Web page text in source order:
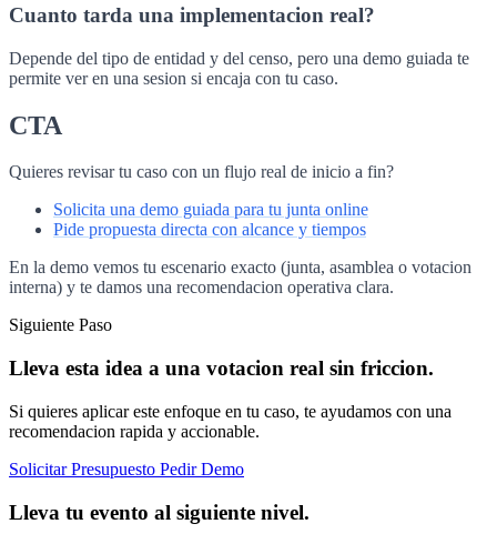
Cuanto tarda una implementacion real?
Depende del tipo de entidad y del censo, pero una demo guiada te
permite ver en una sesion si encaja con tu caso.
CTA
Quieres revisar tu caso con un flujo real de inicio a fin?
Solicita una demo guiada para tu junta online
Pide propuesta directa con alcance y tiempos
En la demo vemos tu escenario exacto (junta, asamblea o votacion
interna) y te damos una recomendacion operativa clara.
Siguiente Paso
Lleva esta idea a una votacion real sin friccion.
Si quieres aplicar este enfoque en tu caso, te ayudamos con una
recomendacion rapida y accionable.
Solicitar Presupuesto Pedir Demo
Lleva tu evento al siguiente nivel.